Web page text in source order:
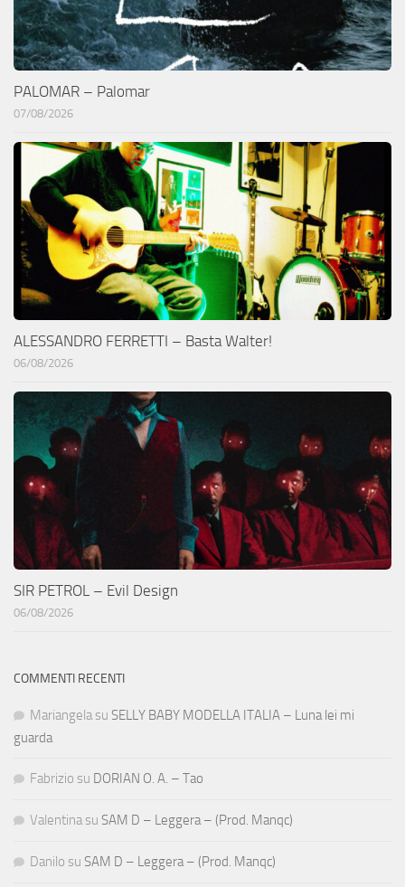
PALOMAR – Palomar
07/08/2026
ALESSANDRO FERRETTI – Basta Walter!
06/08/2026
SIR PETROL – Evil Design
06/08/2026
COMMENTI RECENTI
Mariangela su SELLY BABY MODELLA ITALIA – Luna lei mi
guarda
Fabrizio su DORIAN O. A. – Tao
Valentina su SAM D – Leggera – (Prod. Manqc)
Danilo su SAM D – Leggera – (Prod. Manqc)